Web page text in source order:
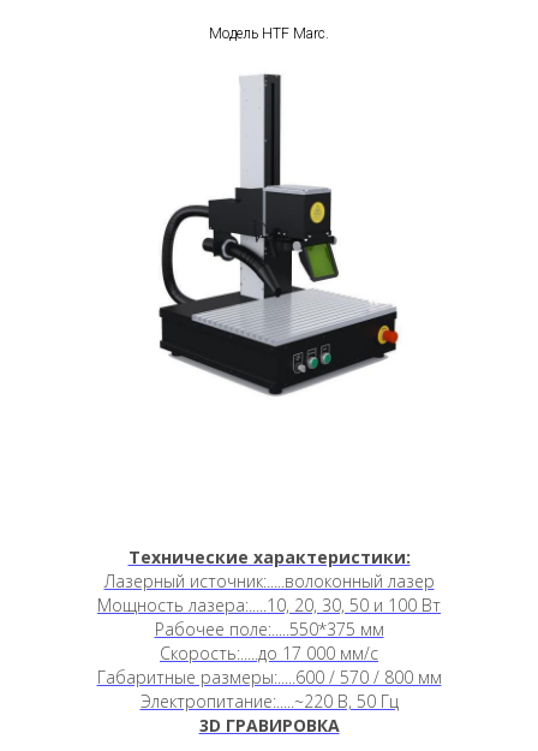
Модель HTF Marc.
Технические характеристики:
Лазерный источник:.....волоконный лазер
Мощность лазера:.....10, 20, 30, 50 и 100 Вт
Рабочее поле:.....550*375 мм
Скорость:.....до 17 000 мм/c
Габаритные размеры:.....600 / 570 / 800 мм
Электропитание:.....~220 В, 50 Гц
3D ГРАВИРОВКА